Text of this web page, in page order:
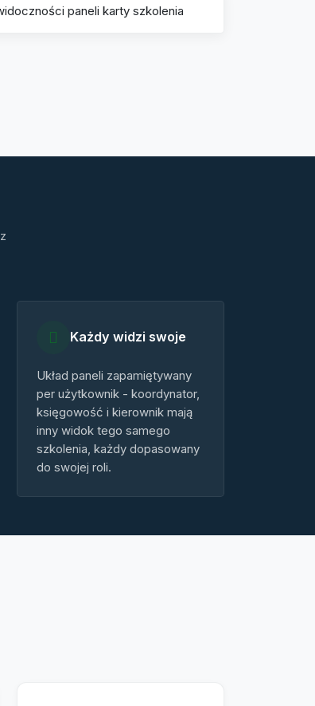
Każdy widzi swoje
Układ paneli zapamiętywany
per użytkownik - koordynator,
księgowość i kierownik mają
inny widok tego samego
szkolenia, każdy dopasowany
do swojej roli.